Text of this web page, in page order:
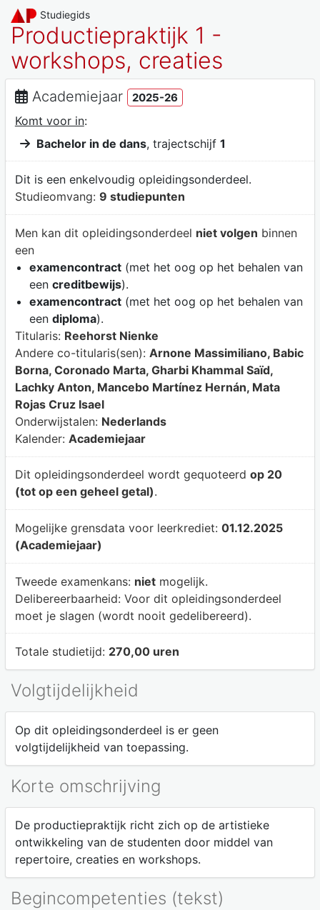
Studiegids
Productiepraktijk 1 -
workshops, creaties
Academiejaar 2025-26
Komt voor in:
Bachelor in de dans, trajectschijf 1
Dit is een enkelvoudig opleidingsonderdeel.
Studieomvang: 9 studiepunten
Men kan dit opleidingsonderdeel niet volgen binnen
een
examencontract(met het oog op het behalen van
een creditbewijs).
examencontract(met het oog op het behalen van
een diploma).
Titularis: Reehorst Nienke
Andere co-titularis(sen): Arnone Massimiliano, Babic
Borna, Coronado Marta, Gharbi Khammal Saïd,
Lachky Anton, Mancebo Martínez Hernán, Mata
Rojas Cruz Isael
Onderwijstalen: Nederlands
Kalender: Academiejaar
Dit opleidingsonderdeel wordt gequoteerd op 20
(tot op een geheel getal).
Mogelijke grensdata voor leerkrediet: 01.12.2025
(Academiejaar)
Tweede examenkans: nietmogelijk.
Delibereerbaarheid: Voor dit opleidingsonderdeel
moet je slagen (wordt nooit gedelibereerd).
Totale studietijd: 270,00 uren
Volgtijdelijkheid
Op dit opleidingsonderdeel is er geen
volgtijdelijkheid van toepassing.
Korte omschrijving
De productiepraktijk richt zich op de artistieke
ontwikkeling van de studenten door middel van
repertoire, creaties en workshops.
Begincompetenties (tekst)